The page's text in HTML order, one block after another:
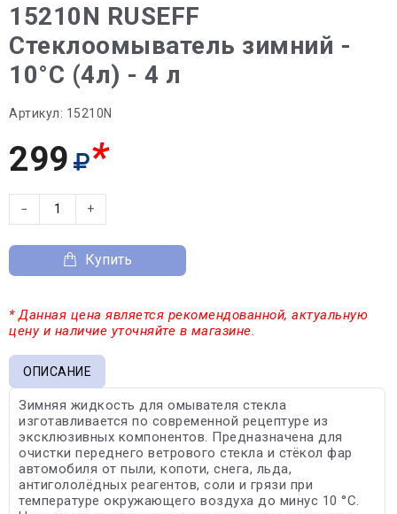
15210N RUSEFF
Стеклоомыватель зимний -
10°С (4л) - 4 л
Артикул: 15210N
299 *
− +
Купить
* Данная цена является рекомендованной, актуальную
цену и наличие уточняйте в магазине.
ОПИСАНИЕ
Зимняя жидкость для омывателя стекла
изготавливается по современной рецептуре из
эксклюзивных компонентов. Предназначена для
очистки переднего ветрового стекла и стёкол фар
автомобиля от пыли, копоти, снега, льда,
антигололёдных реагентов, соли и грязи при
температуре окружающего воздуха до минус 10 °С.